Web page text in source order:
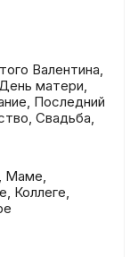
Валентина,
матери,
Последний
Свадьба,
Маме,
Коллеге,